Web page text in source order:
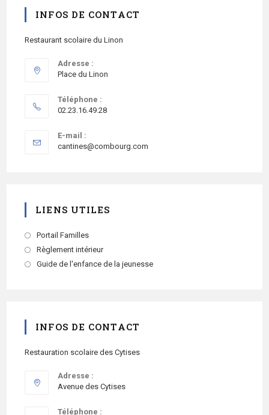
INFOS DE CONTACT
Restaurant scolaire du Linon
Adresse :
Place du Linon
Téléphone :
02.23.16.49.28
E-mail :
cantines@combourg.com
LIENS UTILES
Portail Familles
Règlement intérieur
Guide de l'enfance de la jeunesse
INFOS DE CONTACT
Restauration scolaire des Cytises
Adresse :
Avenue des Cytises
Téléphone :